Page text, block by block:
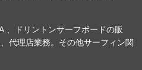
、ドリントンサーフボードの販
代理店業務。その他サーフィン関